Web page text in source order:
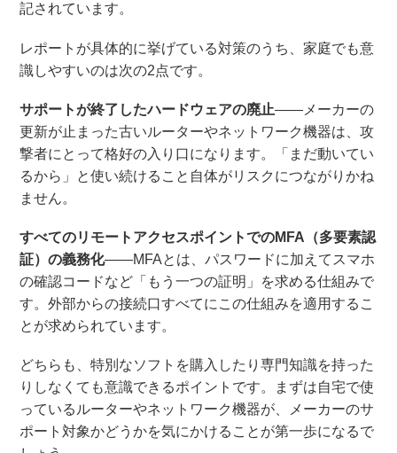
記されています。
レポートが具体的に挙げている対策のうち、家庭でも意
識しやすいのは次の2点です。
サポートが終了したハードウェアの廃止――メーカーの
更新が止まった古いルーターやネットワーク機器は、攻
撃者にとって格好の入り口になります。「まだ動いてい
るから」と使い続けること自体がリスクにつながりかね
ません。
すべてのリモートアクセスポイントでのMFA（多要素認
証）の義務化――MFAとは、パスワードに加えてスマホ
の確認コードなど「もう一つの証明」を求める仕組みで
す。外部からの接続口すべてにこの仕組みを適用するこ
とが求められています。
どちらも、特別なソフトを購入したり専門知識を持った
りしなくても意識できるポイントです。まずは自宅で使
っているルーターやネットワーク機器が、メーカーのサ
ポート対象かどうかを気にかけることが第一歩になるで